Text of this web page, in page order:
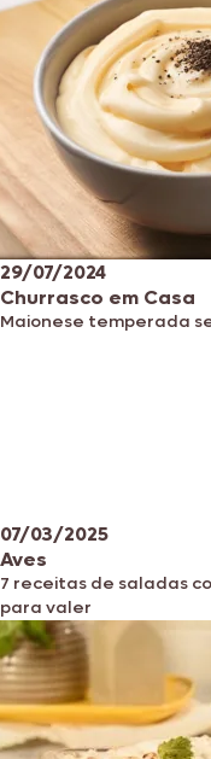
29/07/2024
Churrasco em Casa
Maionese temperada
07/03/2025
Aves
7 receitas de saladas
para valer